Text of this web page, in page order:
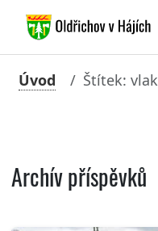
Úvod Štítek: vlak
Archív příspěvků